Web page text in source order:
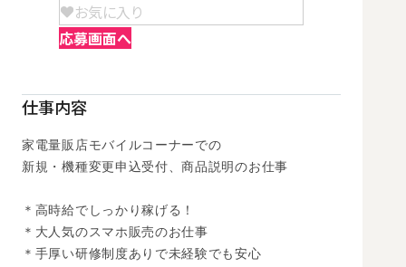
お気に入り
応募画面へ
仕事内容
家電量販店モバイルコーナーでの
新規・機種変更申込受付、商品説明のお仕事
＊高時給でしっかり稼げる！
＊大人気のスマホ販売のお仕事
＊手厚い研修制度ありで未経験でも安心